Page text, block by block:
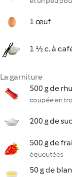
1 œuf
1 ½ c. à
La garniture
500 g de
coupée en
200 g de
500 g de
équeutées
50 g de